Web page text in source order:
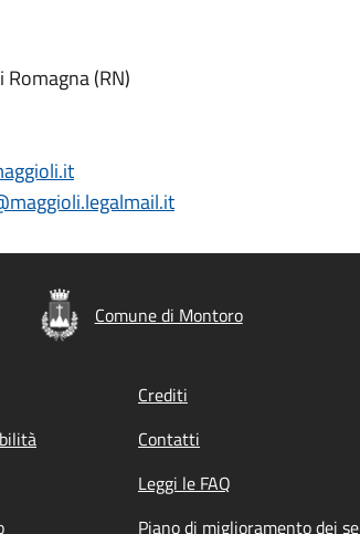
(RN)
Comune di Montoro
Crediti
Contatti
Leggi le FAQ
Piano di miglioramento dei